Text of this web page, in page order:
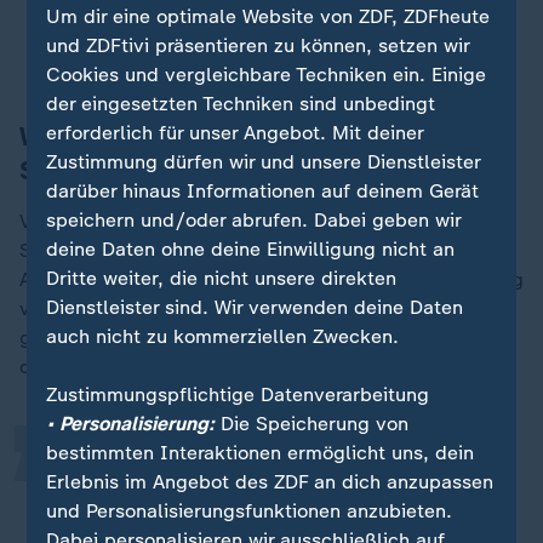
Regierung sieht in Putins Schröder-Vorstoß
"Scheinangebot"
Welche Kritik gibt es an Gerhard
Schröder?
Von Lucke kann sich nicht vorstellen, dass die Ukraine
Schröder als neutralen Verhandler begreifen wird. Der
Altkanzler habe zwar wiederholt gesagt, dass der Krieg
völkerrechtswidrig ist. "Aber hat im nächsten Atemzug
gesagt, wir dürften Russland nicht auf ewig
dämonisieren."
Schröder hat sich von der
Freundschaft zu Putin nie
entscheidend distanziert.
„
Um dir eine optimale Website von ZDF, ZDFheute
und ZDFtivi präsentieren zu können, setzen wir
Cookies und vergleichbare Techniken ein. Einige
der eingesetzten Techniken sind unbedingt
erforderlich für unser Angebot. Mit deiner
Zustimmung dürfen wir und unsere Dienstleister
darüber hinaus Informationen auf deinem Gerät
speichern und/oder abrufen. Dabei geben wir
deine Daten ohne deine Einwilligung nicht an
Dritte weiter, die nicht unsere direkten
Dienstleister sind. Wir verwenden deine Daten
auch nicht zu kommerziellen Zwecken.
Zustimmungspflichtige Datenverarbeitung
• Personalisierung:Die Speicherung von
bestimmten Interaktionen ermöglicht uns, dein
Erlebnis im Angebot des ZDF an dich anzupassen
und Personalisierungsfunktionen anzubieten.